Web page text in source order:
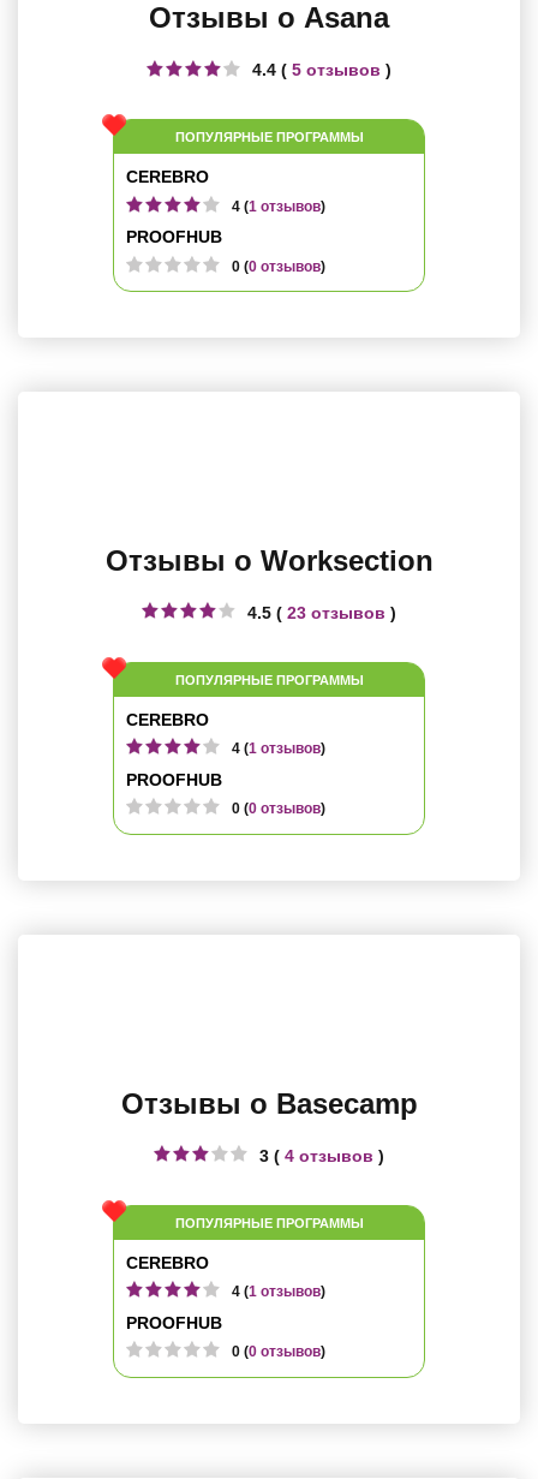
Отзывы о Asana
4.4 ( 5 отзывов )
ПОПУЛЯРНЫЕ ПРОГРАММЫ
CEREBRO
4 (1 отзывов)
PROOFHUB
0 (0 отзывов)
Отзывы о Worksection
4.5 ( 23 отзывов )
ПОПУЛЯРНЫЕ ПРОГРАММЫ
CEREBRO
4 (1 отзывов)
PROOFHUB
0 (0 отзывов)
Отзывы о Basecamp
3 ( 4 отзывов )
ПОПУЛЯРНЫЕ ПРОГРАММЫ
CEREBRO
4 (1 отзывов)
PROOFHUB
0 (0 отзывов)